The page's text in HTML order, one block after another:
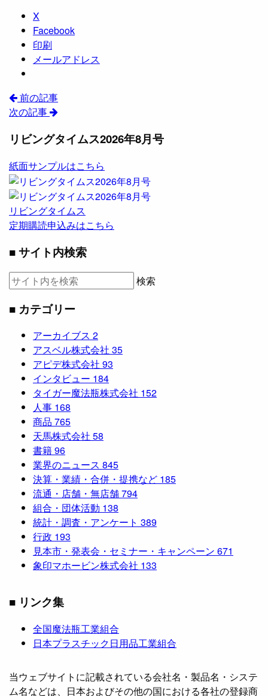
X
Facebook
印刷
メールアドレス
前の記事
次の記事
リビングタイムス2026年8月号
紙面サンプルはこちら
リビングタイムス
定期購読申込みはこちら
■ サイト内検索
検索
■ カテゴリー
アーカイブス 2
アスベル株式会社 35
アピデ株式会社 93
インタビュー 184
タイガー魔法瓶株式会社 152
人事 168
商品 765
天馬株式会社 58
書籍96
業界のニュース 845
決算・業績・合併・提携など 185
流通・店舗・無店舗794
組合・団体活動 138
統計・調査・アンケート 389
行政 193
見本市・発表会・セミナー・キャンペーン 671
象印マホービン株式会社 133
■ リンク集
全国魔法瓶工業組合
日本プラスチック日用品工業組合
当ウェブサイトに記載されている会社名・製品名・システ
ム名などは、日本およびその他の国における各社の登録商